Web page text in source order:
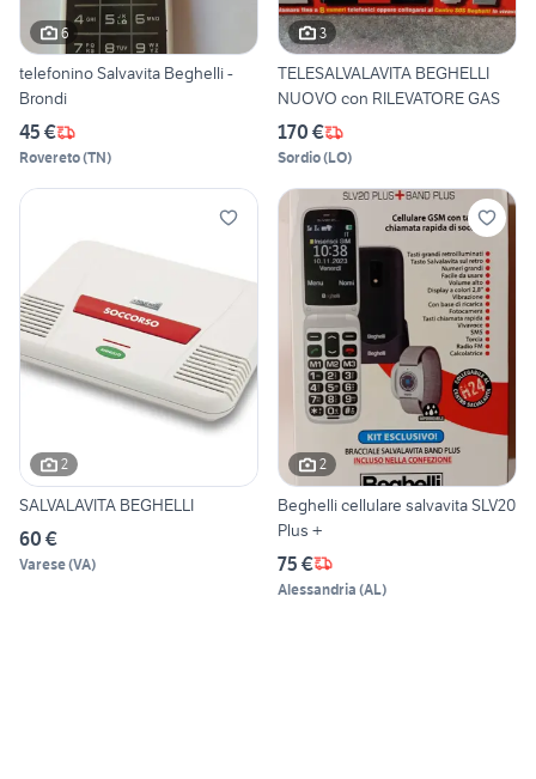
6
telefonino Salvavita Beghelli -
Brondi
45 €
Rovereto(TN)
3
TELESALVALAVITA BEGHELLI
NUOVO con RILEVATORE GAS
170 €
Sordio(LO)
2
SALVALAVITA BEGHELLI
60 €
Varese(VA)
2
Beghelli cellulare salvavita SLV20
Plus +
75 €
Alessandria (AL)